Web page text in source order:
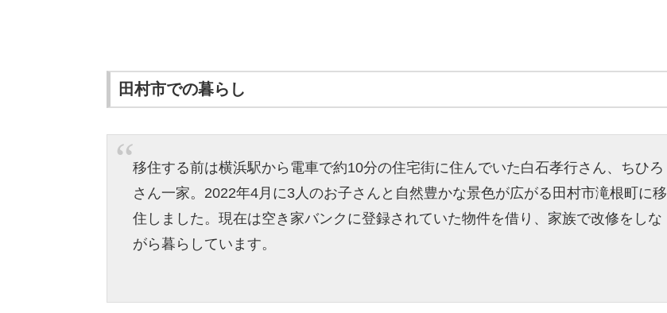
田村市での暮らし
移住する前は横浜駅から電車で約10分の住宅街に住んでいた白石孝行さん、ちひろ
さん一家。2022年4月に3人のお子さんと自然豊かな景色が広がる田村市滝根町に移
住しました。現在は空き家バンクに登録されていた物件を借り、家族で改修をしな
がら暮らしています。